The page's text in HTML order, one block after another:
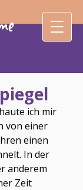
ich mir
von einer
einen
In der
anderem
Zeit